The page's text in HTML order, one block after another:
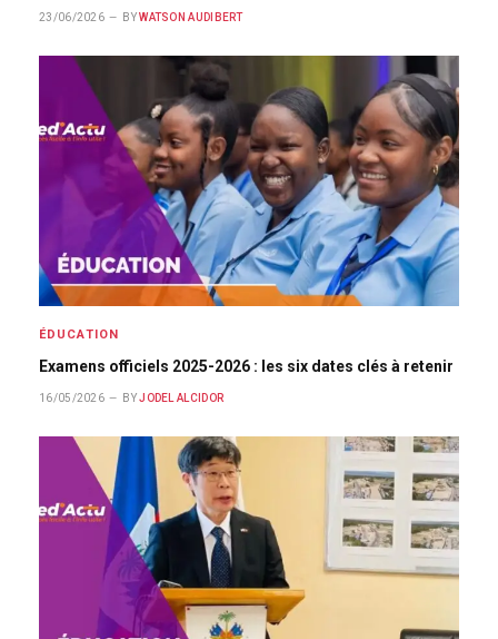
23/06/2026 BY WATSON AUDIBERT
ÉDUCATION
Examens officiels 2025-2026 : les six dates clés à retenir
16/05/2026 BY JODEL ALCIDOR